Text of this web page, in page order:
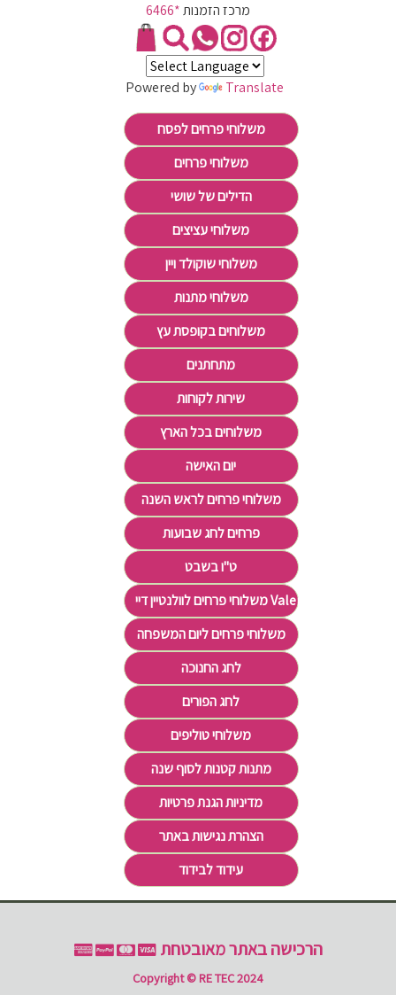
מרכז הזמנות*6466
Powered by Translate
משלוחי פרחים לפסח
משלוחי פרחים
הדילים של שושי
משלוחי עציצים
משלוחי שוקולד ויין
משלוחי מתנות
משלוחים בקופסת עץ
מתחתנים
שירות לקוחות
משלוחים בכל הארץ
יום האישה
משלוחי פרחים לראש השנה
פרחים לחג שבועות
ט"ו בשבט
משלוחי פרחים לוולנטיין דיי Valentine's Day
משלוחי פרחים ליום המשפחה
לחג החנוכה
לחג הפורים
משלוחי טוליפים
מתנות קטנות לסוף שנה
מדיניות הגנת פרטיות
הצהרת נגישות באתר
עידוד לבידוד
הרכישה באתר מאובטחת
Copyright © RE TEC 2024